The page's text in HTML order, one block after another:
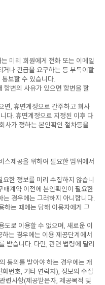
미리 회원에게 전화 또는 이메일
나 긴급을 요구하는 등 부득이할
보할 수 있습니다.
변의 사유가 있으면 항변을 할
, 휴면계정으로 간주하고 회사
다. 휴면계정으로 지정된 이후 다
사가 정하는 본인확인 절차등을
스제공을 위하여 필요한 범위에서
한 정보를 미리 수집하지 않습니
매계약 이전에 본인확인이 필요한
경우에는 그러하지 아니합니다.
하는 때에는 당해 이용자에게 그
로 이용할 수 없으며, 새로운 이
는 경우에는 이용·제공단계에서
받습니다. 다만, 관련 법령에 달리
동의를 받아야 하는 경우에는 개
번호, 기타 연락처), 정보의 수집
련사항(제공받은자, 제공목적 및